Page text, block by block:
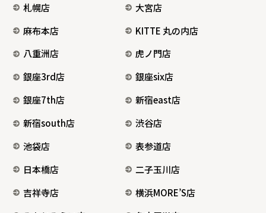
札幌店
大宮店
麻布本店
KITTE 丸の内店
八重洲店
虎ノ門店
銀座3rd店
銀座six店
銀座7th店
新宿east店
新宿south店
渋谷店
池袋店
表参道店
日本橋店
二子玉川店
吉祥寺店
横浜MORE’S店